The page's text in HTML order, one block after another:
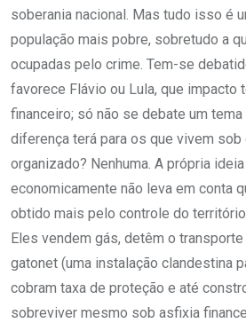
soberania nacional. Mas tudo isso é
população mais pobre, sobretudo a
ocupadas pelo crime. Tem-se
favorece Flávio ou Lula, que impacto
financeiro; só não se debate um
diferença terá para os que vivem sob
organizado? Nenhuma. A própria
economicamente não leva em conta
obtido mais pelo controle do
Eles vendem gás, detêm o
gatonet (uma instalação clandestina
cobram taxa de proteção e até
sobreviver mesmo sob asfixia